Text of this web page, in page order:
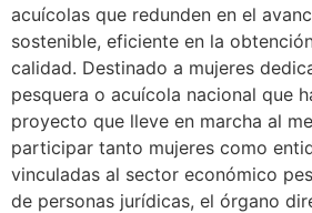
acuícolas que redunden en el
sostenible, eficiente en la
calidad. Destinado a mujeres
pesquera o acuícola nacional que
proyecto que lleve en marcha al
participar tanto mujeres como
vinculadas al sector económico
de personas jurídicas, el órgano